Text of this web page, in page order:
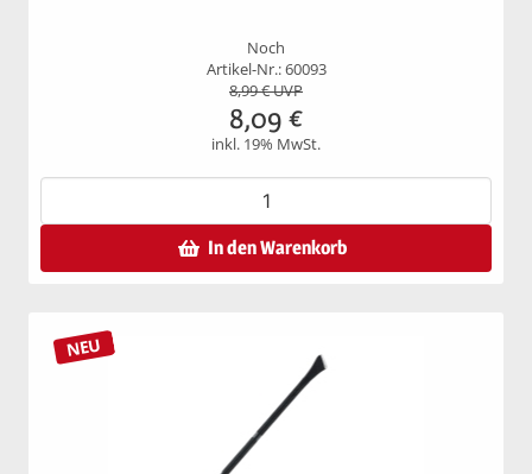
Noch
Artikel-Nr.: 60093
8,99€ UVP
8,09 €
inkl. 19% MwSt.
In den Warenkorb
NEU